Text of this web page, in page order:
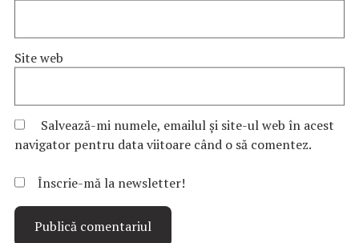
Site web
Salvează-mi numele, emailul și site-ul web în acest
navigator pentru data viitoare când o să comentez.
Înscrie-mă la newsletter!